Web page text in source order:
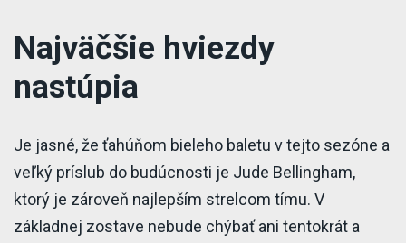
Najväčšie hviezdy
nastúpia
Je jasné, že ťahúňom bieleho baletu v tejto sezóne a
veľký príslub do budúcnosti je Jude Bellingham,
ktorý je zároveň najlepším strelcom tímu. V
základnej zostave nebude chýbať ani tentokrát a